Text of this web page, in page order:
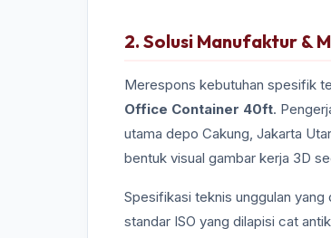
2. Solusi Manufaktur &
Merespons kebutuhan spesifik
Office Container 40ft.
utama depo Cakung, Jakarta
bentuk visual gambar kerja 3D
Spesifikasi teknis unggulan
standar ISO yang dilapisi cat